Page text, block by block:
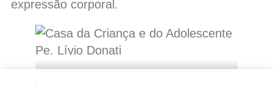
expressão corporal.